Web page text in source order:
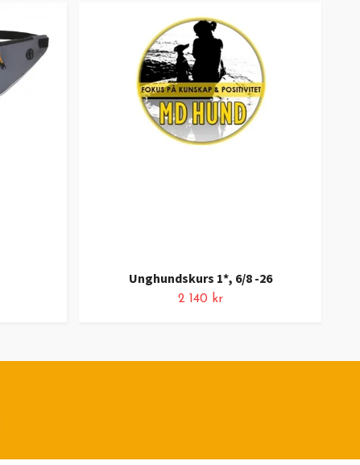
Unghundskurs 1*, 6/8 -26
2 140 kr